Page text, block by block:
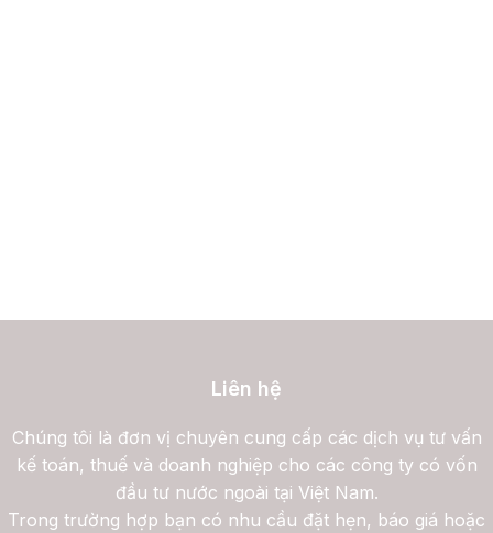
Liên hệ
Chúng tôi là đơn vị chuyên cung cấp các dịch vụ tư vấn
kế toán, thuế và doanh nghiệp cho các công ty có vốn
đầu tư nước ngoài tại Việt Nam.
Trong trường hợp bạn có nhu cầu đặt hẹn, báo giá hoặc